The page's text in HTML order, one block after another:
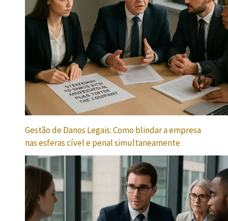
Gestão de Danos Legais: Como blindar a empresa
nas esferas cível e penal simultaneamente